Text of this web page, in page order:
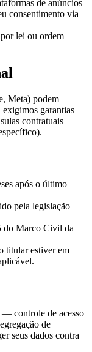
de anúncios
consentimento via
lei ou ordem
Meta) podem
exigimos garantias
contratuais
após o último
pela legislação
do Marco Civil da
titular estiver em
— controle de acesso
de
seus dados contra